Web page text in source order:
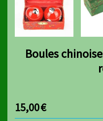
Boules
15,00€